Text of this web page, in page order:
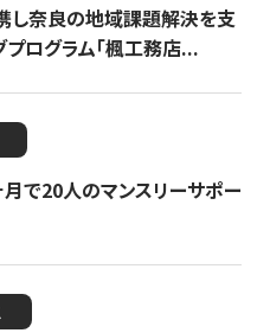
し奈良の地域課題解決を支
プログラム「楓工務店...
月で20人のマンスリーサポー